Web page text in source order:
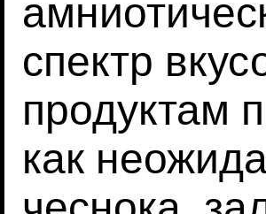
спектр
продуктам
как